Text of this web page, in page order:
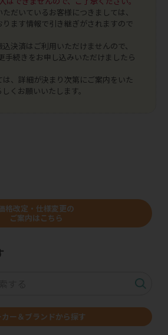
だいているお客様につきましては、
ます情報で引き継ぎがされますので
決済はご利用いただけませんので、
手続きをお申し込みいただけましたら
、詳細が決まり次第にご案内をいた
くお願いいたします。
格改定・仕様変更の
ご案内はこちら
カー＆ブランドから探す